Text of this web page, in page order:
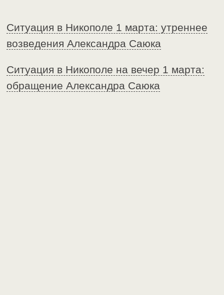
Ситуация в Никополе 1 марта: утреннее
возведения Александра Саюка
Ситуация в Никополе на вечер 1 марта:
обращение Александра Саюка